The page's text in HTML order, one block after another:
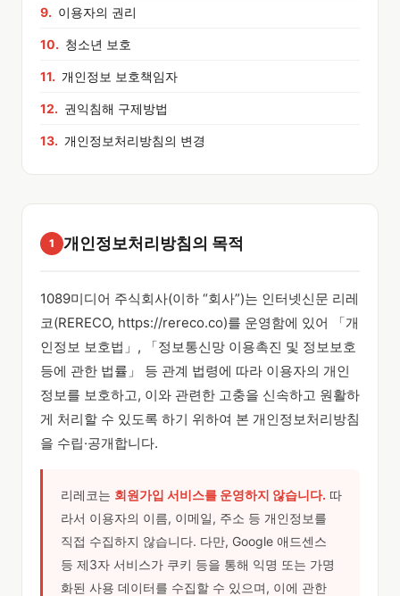
이용자의 권리
청소년 보호
개인정보 보호책임자
권익침해 구제방법
개인정보처리방침의 변경
1 개인정보처리방침의 목적
1089미디어 주식회사(이하 “회사”)는 인터넷신문 리레
코(RERECO, https://rereco.co)를 운영함에 있어 「개
인정보 보호법」, 「정보통신망 이용촉진 및 정보보호
등에 관한 법률」 등 관계 법령에 따라 이용자의 개인
정보를 보호하고, 이와 관련한 고충을 신속하고 원활하
게 처리할 수 있도록 하기 위하여 본 개인정보처리방침
을 수립·공개합니다.
리레코는 회원가입 서비스를 운영하지 않습니다. 따
라서 이용자의 이름, 이메일, 주소 등 개인정보를
직접 수집하지 않습니다. 다만, Google 애드센스
등 제3자 서비스가 쿠키 등을 통해 익명 또는 가명
화된 사용 데이터를 수집할 수 있으며, 이에 관한